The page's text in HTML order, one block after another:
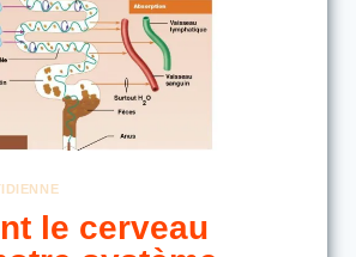
le cerveau